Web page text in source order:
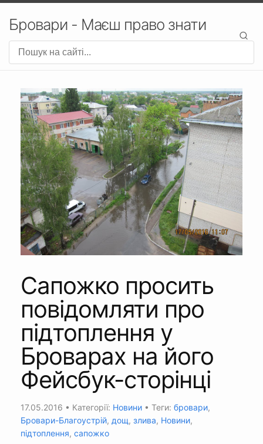
Бровари - Маєш право знати
Сапожко просить
повідомляти про
підтоплення у
Броварах на його
Фейсбук-сторінці
17.05.2016 • Категорії: Новини • Теги: бровари,
Бровари-Благоустрій, дощ, злива, Новини,
підтоплення, сапожко